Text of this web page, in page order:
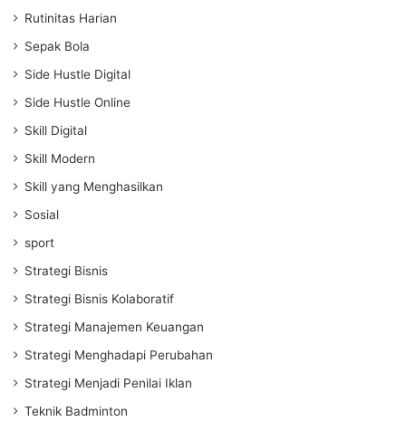
Rutinitas Harian
Sepak Bola
Side Hustle Digital
Side Hustle Online
Skill Digital
Skill Modern
Skill yang Menghasilkan
Sosial
sport
Strategi Bisnis
Strategi Bisnis Kolaboratif
Strategi Manajemen Keuangan
Strategi Menghadapi Perubahan
Strategi Menjadi Penilai Iklan
Teknik Badminton